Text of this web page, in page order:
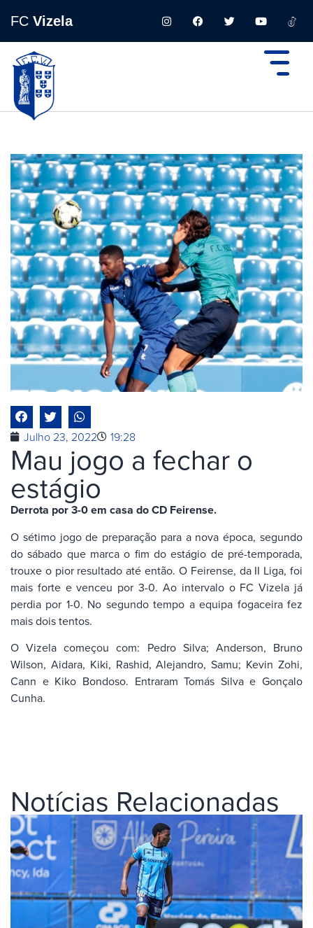
FC Vizela
Julho 23, 2022 19:28
Mau jogo a fechar o
estágio
Derrota por 3-0 em casa do CD Feirense.
O sétimo jogo de preparação para a nova época, segundo
do sábado que marca o fim do estágio de pré-temporada,
trouxe o pior resultado até então. O Feirense, da II Liga, foi
mais forte e venceu por 3-0. Ao intervalo o FC Vizela já
perdia por 1-0. No segundo tempo a equipa fogaceira fez
mais dois tentos.
O Vizela começou com: Pedro Silva; Anderson, Bruno
Wilson, Aidara, Kiki, Rashid, Alejandro, Samu; Kevin Zohi,
Cann e Kiko Bondoso. Entraram Tomás Silva e Gonçalo
Cunha.
Notícias Relacionadas